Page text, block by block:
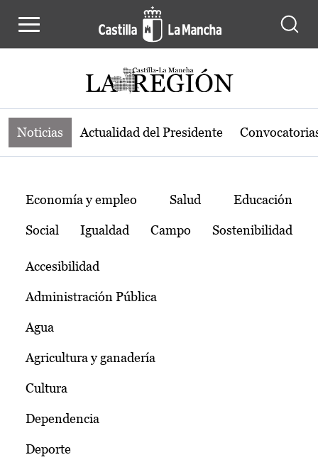
Noticias de la región de Castilla-La
Noticias Actualidad del Presidente
Temas
Economía y empleo Salud Educación
Social Igualdad Campo Sostenibilidad
Accesibilidad
Administración Pública
Agua
Agricultura y ganadería
Cultura
Dependencia
Deporte